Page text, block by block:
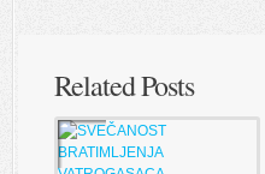
Related Posts